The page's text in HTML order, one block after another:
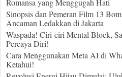
Romansa yang Menggugah Hati
Sinopsis dan Pemeran Film 13
Ancaman Ledakkan di Jakarta
Waspada! Ciri-ciri Mental Block,
Percaya Diri!
Cara Menggunakan Meta AI di
Ketahui!